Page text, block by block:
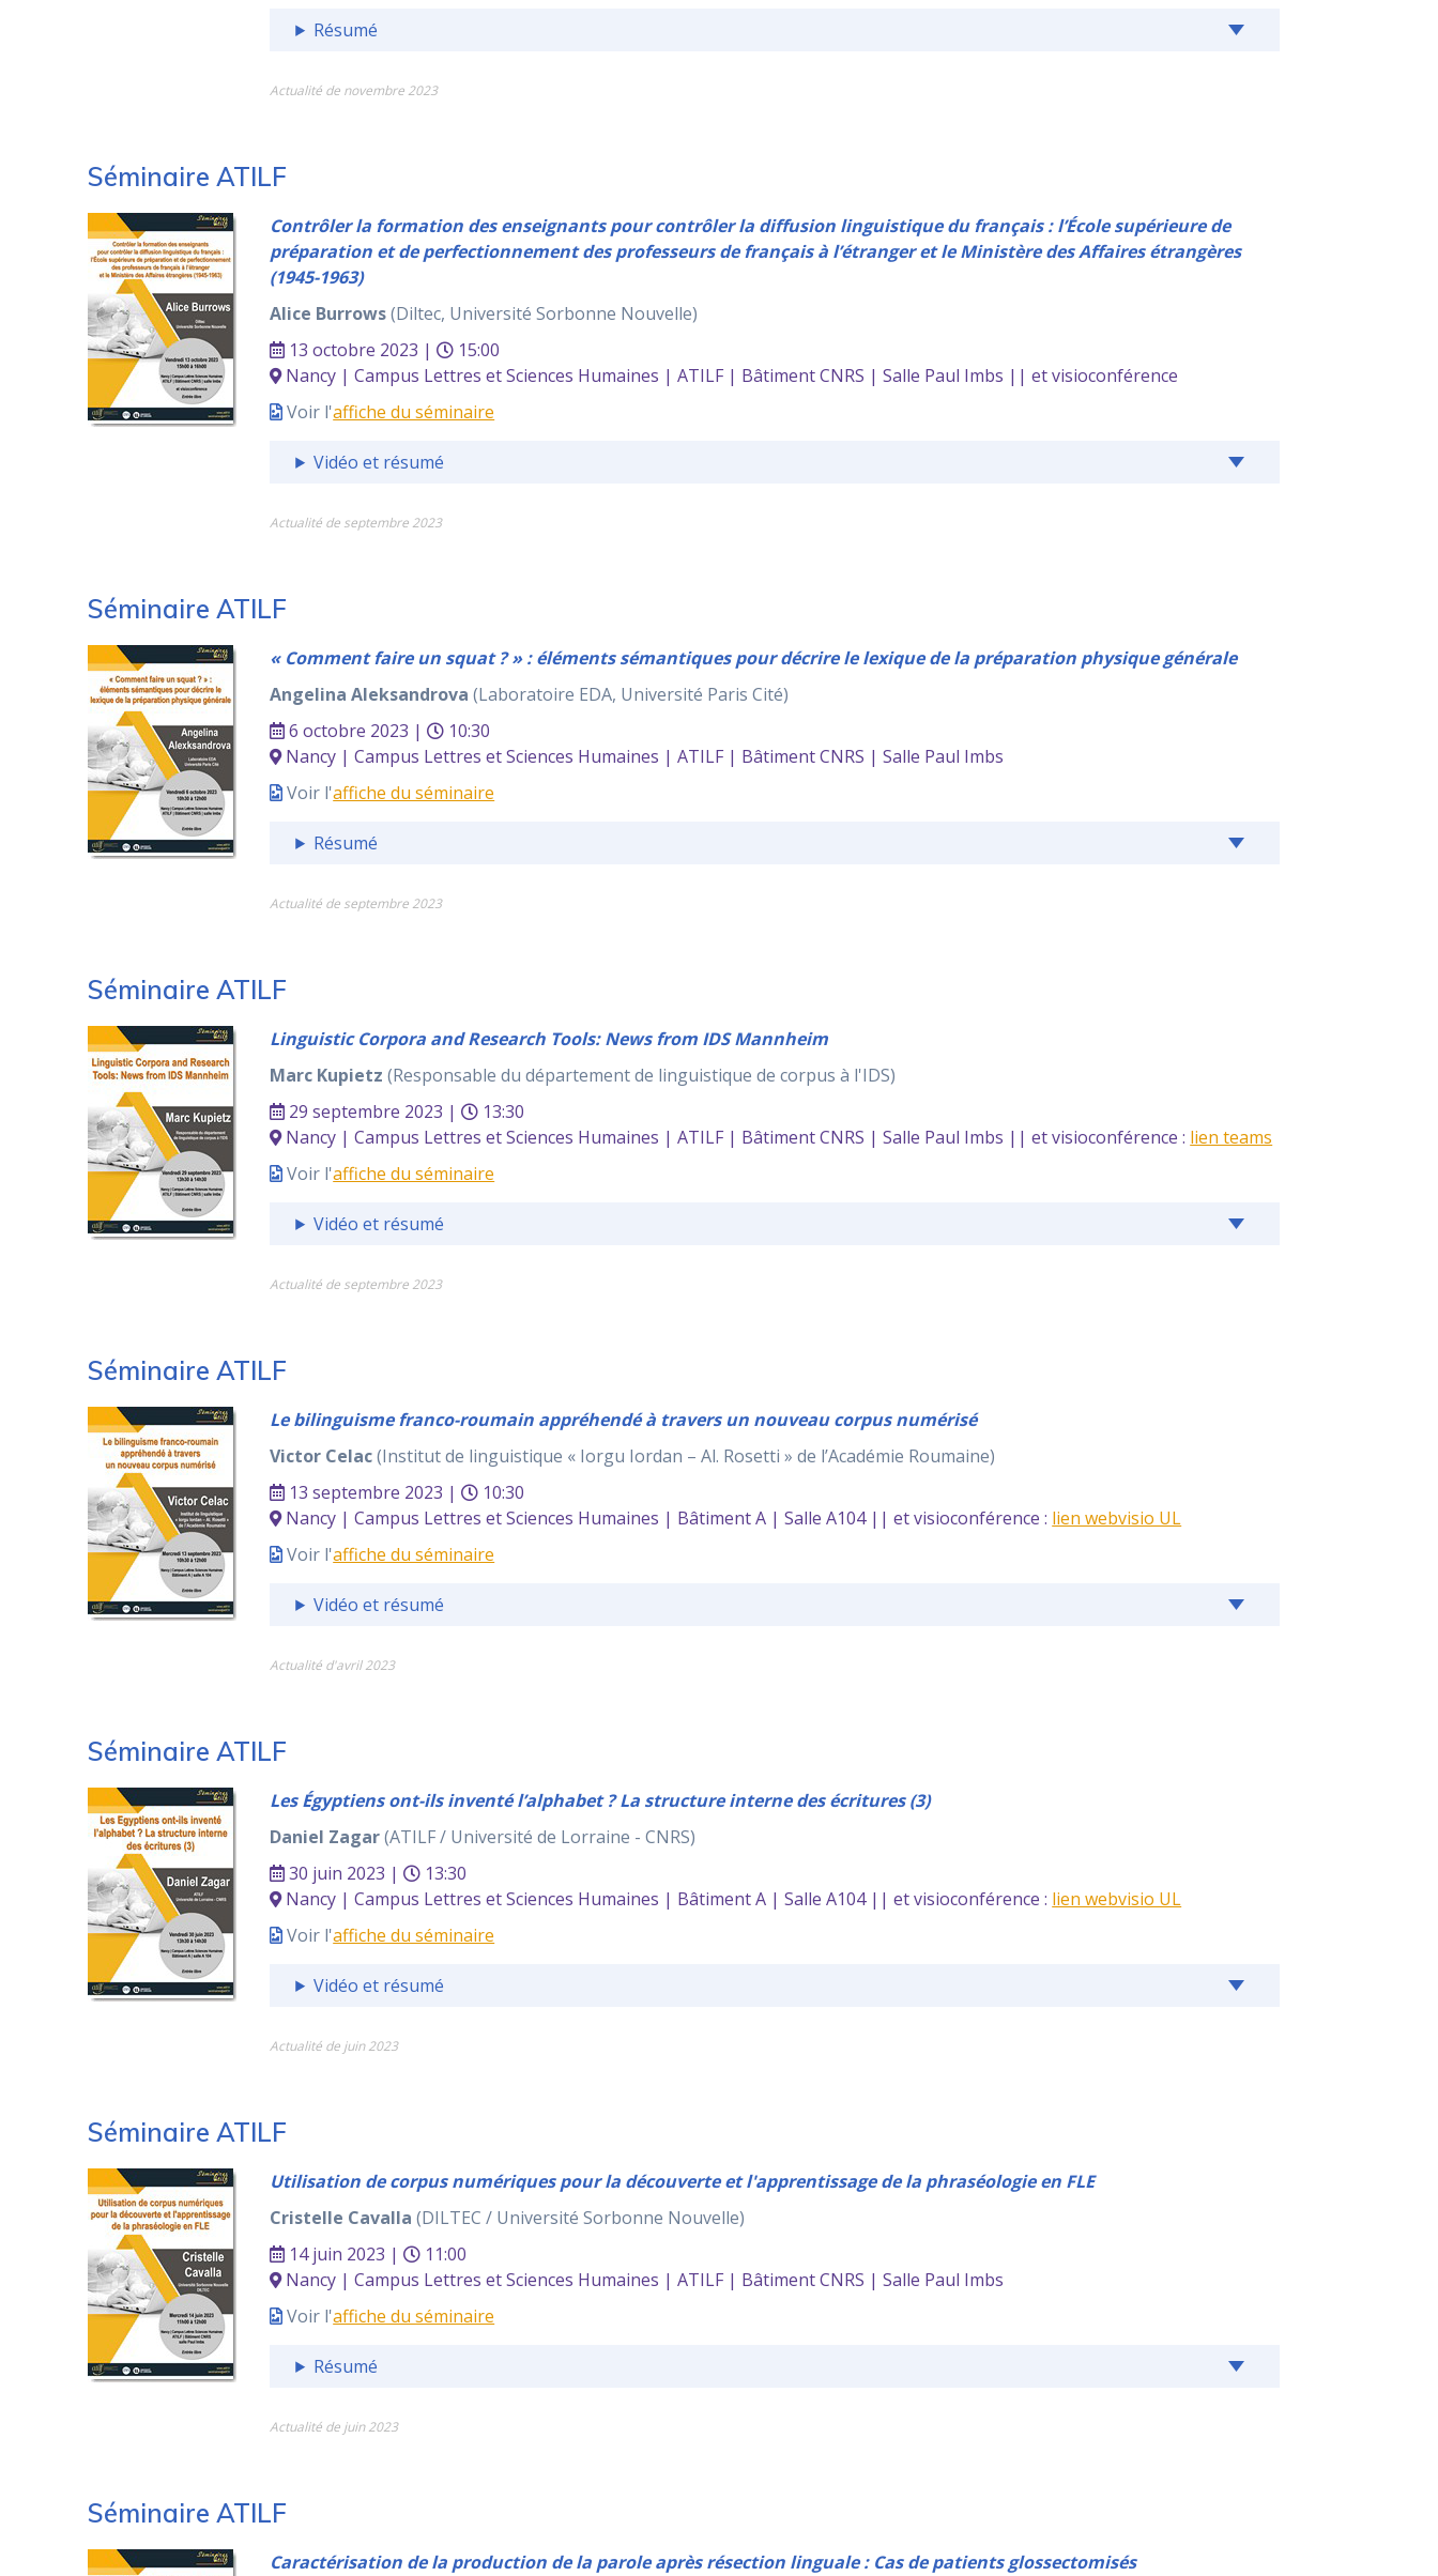
Résumé
Actualité de novembre 2023
Séminaire ATILF
Contrôler la formation des enseignants pour contrôler la diffusion linguistique du français : l’École supérieure de
préparation et de perfectionnement des professeurs de français à l’étranger et le Ministère des Affaires étrangères
(1945-1963)
Alice Burrows(Diltec, Université Sorbonne Nouvelle)
13 octobre 2023 |
15:00
Nancy | Campus Lettres et Sciences Humaines | ATILF | Bâtiment CNRS | Salle Paul Imbs || et visioconférence
Voir l'affiche du séminaire
Vidéo et résumé
Actualité de septembre 2023
Séminaire ATILF
« Comment faire un squat ? » : éléments sémantiques pour décrire le lexique de la préparation physique générale
Angelina Aleksandrova (Laboratoire EDA, Université Paris Cité)
6 octobre 2023 |
10:30
Nancy | Campus Lettres et Sciences Humaines | ATILF | Bâtiment CNRS | Salle Paul Imbs
Voir l'affiche du séminaire
Résumé
Actualité de septembre 2023
Séminaire ATILF
Linguistic Corpora and Research Tools: News from IDS Mannheim
Marc Kupietz (Responsable du département de linguistique de corpus à l'IDS)
29 septembre 2023 |
13:30
Nancy | Campus Lettres et Sciences Humaines | ATILF | Bâtiment CNRS | Salle Paul Imbs || et visioconférence : lien teams
Voir l'affiche du séminaire
Vidéo et résumé
Actualité de septembre 2023
Séminaire ATILF
Le bilinguisme franco-roumain appréhendé à travers un nouveau corpus numérisé
Victor Celac(Institut de linguistique « Iorgu Iordan – Al. Rosetti » de l’Académie Roumaine)
13 septembre 2023 |
10:30
Nancy | Campus Lettres et Sciences Humaines | Bâtiment A | Salle A104 || et visioconférence : lien webvisio UL
Voir l'affiche du séminaire
Vidéo et résumé
Actualité d'avril 2023
Séminaire ATILF
Les Égyptiens ont-ils inventé l’alphabet ? La structure interne des écritures (3)
Daniel Zagar(ATILF / Université de Lorraine - CNRS)
30 juin 2023 |
13:30
Nancy | Campus Lettres et Sciences Humaines | Bâtiment A | Salle A104 || et visioconférence : lien webvisio UL
Voir l'affiche du séminaire
Vidéo et résumé
Actualité de juin 2023
Séminaire ATILF
Utilisation de corpus numériques pour la découverte et l'apprentissage de la phraséologie en FLE
Cristelle Cavalla (DILTEC / Université Sorbonne Nouvelle)
14 juin 2023 |
11:00
Nancy | Campus Lettres et Sciences Humaines | ATILF | Bâtiment CNRS | Salle Paul Imbs
Voir l'affiche du séminaire
Résumé
Actualité de juin 2023
Séminaire ATILF
Caractérisation de la production de la parole après résection linguale : Cas de patients glossectomisés